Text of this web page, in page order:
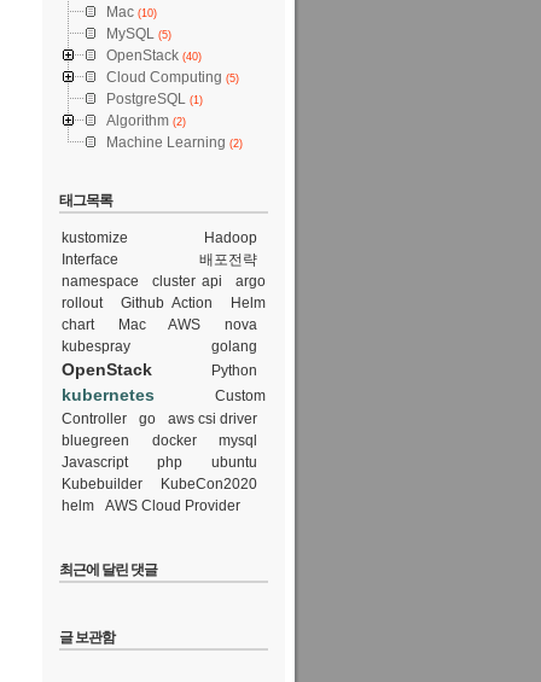
Mac (10)
MySQL (5)
OpenStack (40)
Cloud Computing (5)
PostgreSQL (1)
Algorithm (2)
Machine Learning (2)
태그목록
kustomize
Hadoop
Interface
배포전략
namespace
cluster api
argo
rollout
Github Action
Helm
chart
Mac AWS
nova
kubespray
golang
OpenStack Python
kubernetes
Custom
Controller
go
aws csi driver
bluegreen
docker
mysql
Javascript
php
ubuntu
Kubebuilder
KubeCon2020
helm
AWS Cloud Provider
최근에 달린 댓글
글 보관함